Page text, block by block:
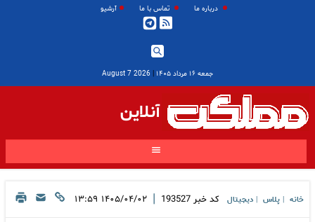
درباره ما تماس با ما آرشیو
جمعه ۱۶ مرداد ۱۴۰۵ |
2026 August 7
آنلاین
خانه پلاس دیجیتال کد خبر 193527
| ۱۴۰۵/۰۴/۰۲ ۱۳:۵۹